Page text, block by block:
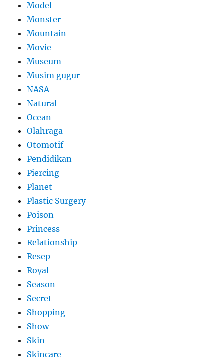
Model
Monster
Mountain
Movie
Museum
Musim gugur
NASA
Natural
Ocean
Olahraga
Otomotif
Pendidikan
Piercing
Planet
Plastic Surgery
Poison
Princess
Relationship
Resep
Royal
Season
Secret
Shopping
Show
Skin
Skincare